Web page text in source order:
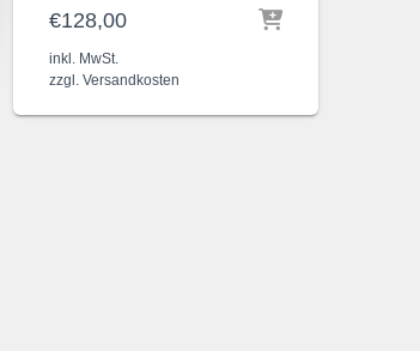
€128,00
inkl. MwSt.
zzgl. Versandkosten